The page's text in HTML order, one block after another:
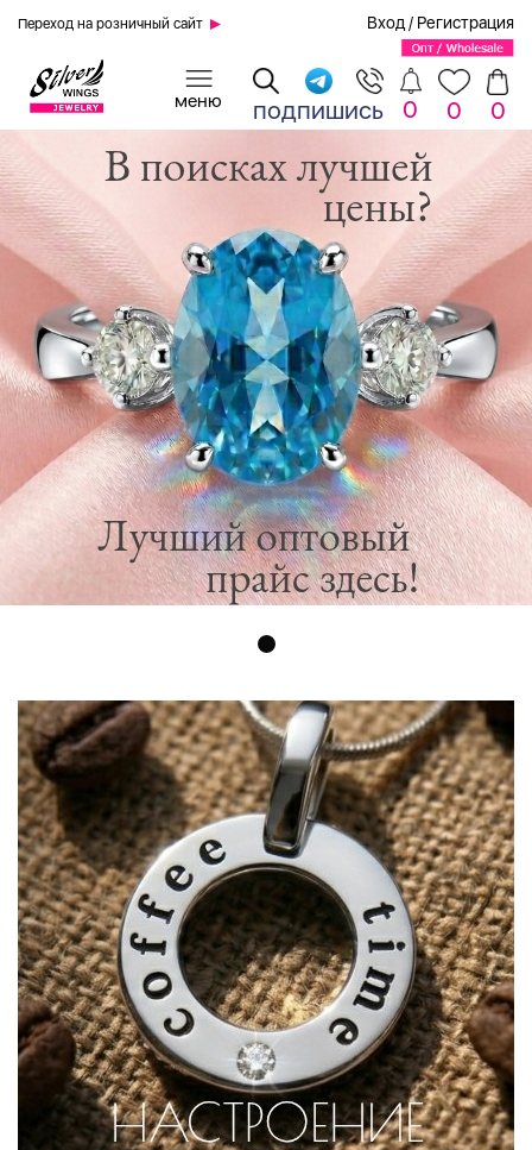
Переход на розничный сайт Вход / Регистрация
подпишись 0 0 0